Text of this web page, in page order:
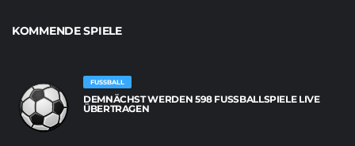
KOMMENDE SPIELE
FUSSBALL
DEMNÄCHST WERDEN 598 FUSSBALLSPIELE LIVE Ü
BERTRAGEN